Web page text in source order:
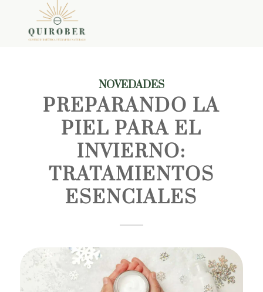
NOVEDADES
PREPARANDO LA
PIEL PARA EL
INVIERNO:
TRATAMIENTOS
ESENCIALES